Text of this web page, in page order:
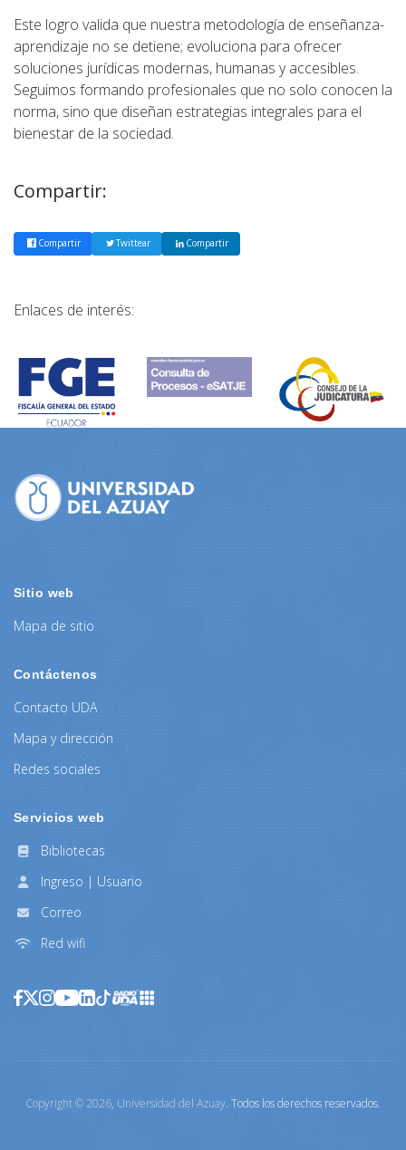
Este logro valida que nuestra metodología de enseñanza-
aprendizaje no se detiene; evoluciona para ofrecer
soluciones jurídicas modernas, humanas y accesibles.
Seguimos formando profesionales que no solo conocen la
norma, sino que diseñan estrategias integrales para el
bienestar de la sociedad.
Compartir:
Compartir Twittear Compartir
Enlaces de interés:
Sitio web
Mapa de sitio
Contáctenos
Contacto UDA
Mapa y dirección
Redes sociales
Servicios web
Bibliotecas
Ingreso | Usuario
Correo
Red wifi
Copyright ©2026, Universidad del Azuay. Todos los derechos reservados.